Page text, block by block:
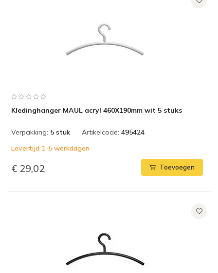
Kledinghanger MAUL acryl 460X190mm wit 5 stuks
Verpakking: 5 stuk Artikelcode: 495424
Levertijd 1-5 werkdagen
€ 29,02 Toevoegen